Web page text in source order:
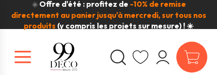
☀️ Offre d'été : profitez de -10% de remise
directement au panier jusqu'à mercredi, sur tous nos
produits (y compris les projets sur mesure) ! ☀️